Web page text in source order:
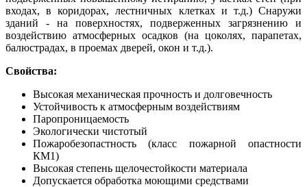
входах, в коридорах, лестничных клетках и т.д.) Снаружи
зданий - на поверхностях, подверженных загрязнению и
воздействию атмосферных осадков (на цоколях, парапетах,
балюстрадах, в проемах дверей, окон и т.д.).
Свойства:
Высокая механическая прочность и долговечность
Устойчивость к атмосферным воздействиям
Паропроницаемость
Экологически чистотый
Пожаробезопастность (класс пожарной опастности
КМ1)
Высокая степень щелочестойкости материала
Допускается обработка моющими средствами